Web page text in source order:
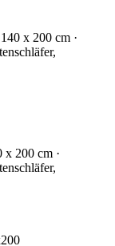
x 200 cm ·
x 200 cm ·